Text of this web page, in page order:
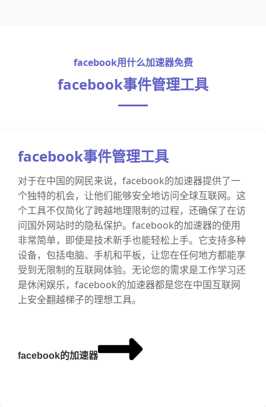
facebook用什么加速器免费
facebook事件管理工具
facebook事件管理工具
对于在中国的网民来说，facebook的加速器提供了一
个独特的机会，让他们能够安全地访问全球互联网。这
个工具不仅简化了跨越地理限制的过程，还确保了在访
问国外网站时的隐私保护。facebook的加速器的使用
非常简单，即使是技术新手也能轻松上手。它支持多种
设备，包括电脑、手机和平板，让您在任何地方都能享
受到无限制的互联网体验。无论您的需求是工作学习还
是休闲娱乐，facebook的加速器都是您在中国互联网
上安全翻越梯子的理想工具。
facebook的加速器